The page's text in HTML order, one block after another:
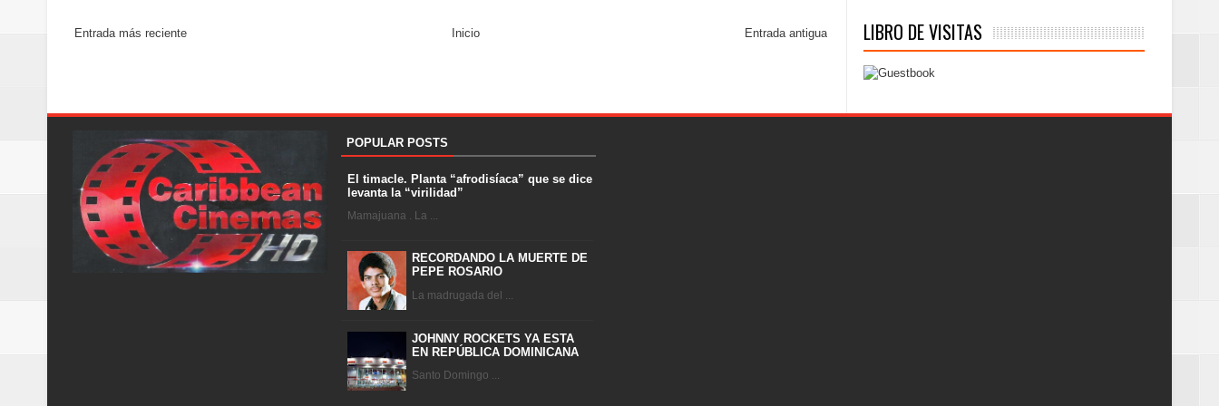
Entrada más reciente Entrada antigua
Inicio LIBRO DE VISITAS
POPULAR POSTS
El timacle. Planta “afrodisíaca” que se dice
levanta la “virilidad”
Mamajuana . La ...
RECORDANDO LA MUERTE DE
PEPE ROSARIO
La madrugada del ...
JOHNNY ROCKETS YA ESTA
EN REPÚBLICA DOMINICANA
Santo Domingo ...